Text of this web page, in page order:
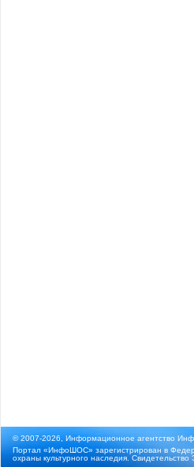
© 2007-2026, Информационное агентство
Портал «ИнфоШОС» зарегистрирован в
охраны культурного наследия.